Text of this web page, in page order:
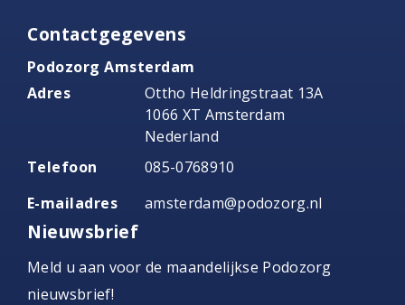
Contactgegevens
Podozorg Amsterdam
Adres
Ottho Heldringstraat 13A
1066 XT Amsterdam
Nederland
Telefoon
085-0768910
E-mailadres
amsterdam@podozorg.nl
Nieuwsbrief
Meld u aan voor de maandelijkse Podozorg
nieuwsbrief!